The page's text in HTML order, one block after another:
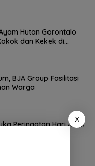
Hutan Gorontalo
dan Kekek di
BJA Group Fasilitasi
Warga
Peringatan Hari Anak
X